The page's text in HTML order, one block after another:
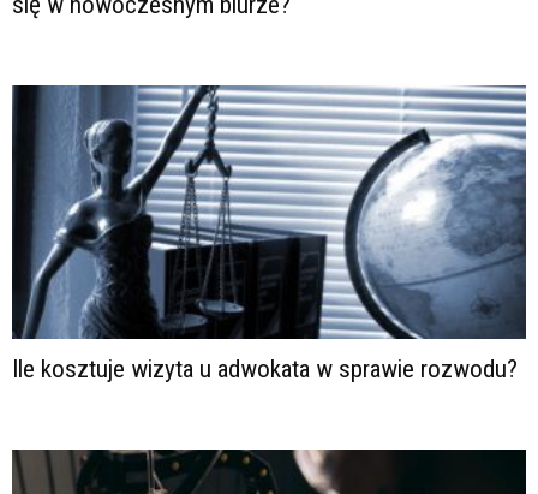
Ile kosztuje wizyta u adwokata w sprawie rozwodu?